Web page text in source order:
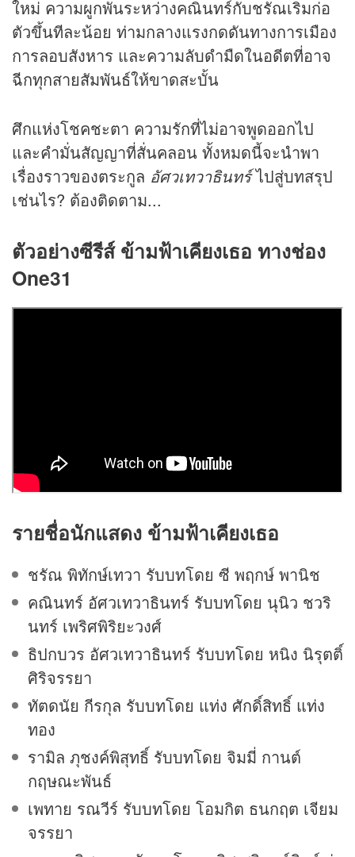
ใหม่ ความผูกพันระหว่างคณินทร์กับชรัณเริ่มก่อ
ตัวขึ้นทีละน้อย ท่ามกลางแรงกดดันทางการเมือง
การลอบสังหาร และความลับดำมืดในอดีตที่อาจ
ฉีกทุกสายสัมพันธ์ให้ขาดสะบั้น
ศึกแห่งโชคชะตา ความรักที่ไม่อาจพูดออกไป
และคำมั่นสัญญาที่สั่นคลอน ทั้งหมดนี้จะนำพา
เรื่องราวของตระกูล อัศวเทวาธินทร์ไปสู่บทสรุป
เช่นไร? ต้องติดตาม...
ตัวอย่างซีรีส์ข้ามฟ้าเคียงเธอ ทางช่อง
One31
รายชื่อนักแสดง ข้ามฟ้าเคียงเธอ
ชรัณ พิทักษ์เทวา รับบทโดย ซี พฤกษ์ พานิช
คณินทร์ อัศวเทวาธินทร์ รับบทโดย นุนิว ชวริ
นทร์ เพริศพิริยะวงศ์
ธิปกบวร อัศวเทวาธินทร์ รับบทโดย หนิง นิรุตติ์
ศิริจรรยา
ทัตดนัย กีรกุล รับบทโดย แท่ง ศักดิ์สิทธิ์ แท่ง
ทอง
รามิล ภุชงค์พิสุทธิ์ รับบทโดย จิมมี่ กานต์
กฤษณะพันธ์
เพทาย รณวีร์ รับบทโดย โอมกิต ธนกฤต เจียม
จรรยา